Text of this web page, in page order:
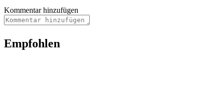
Kommentar hinzufügen
Empfohlen